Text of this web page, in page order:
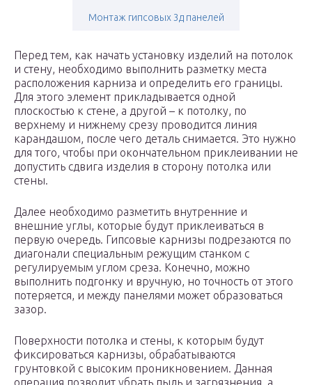
Монтаж гипсовых 3д панелей
Перед тем, как начать установку изделий на потолок
и стену, необходимо выполнить разметку места
расположения карниза и определить его границы.
Для этого элемент прикладывается одной
плоскостью к стене, а другой – к потолку, по
верхнему и нижнему срезу проводится линия
карандашом, после чего деталь снимается. Это нужно
для того, чтобы при окончательном приклеивании не
допустить сдвига изделия в сторону потолка или
стены.
Далее необходимо разметить внутренние и
внешние углы, которые будут приклеиваться в
первую очередь. Гипсовые карнизы подрезаются по
диагонали специальным режущим станком с
регулируемым углом среза. Конечно, можно
выполнить подгонку и вручную, но точность от этого
потеряется, и между панелями может образоваться
зазор.
Поверхности потолка и стены, к которым будут
фиксироваться карнизы, обрабатываются
грунтовкой с высоким проникновением. Данная
операция позволит убрать пыль и загрязнения, а